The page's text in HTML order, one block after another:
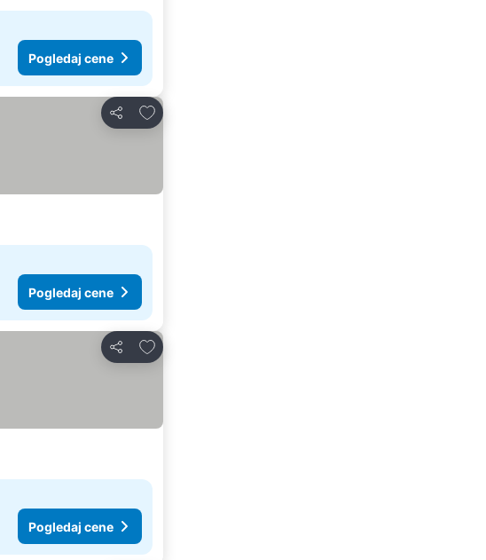
Pogledaj cene
Deli
Dodati u favorite
Pogledaj cene
Deli
Dodati u favorite
Pogledaj cene